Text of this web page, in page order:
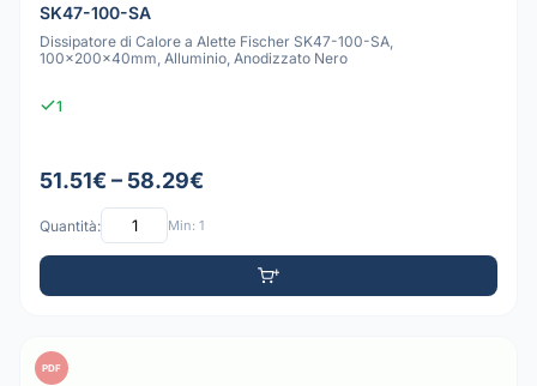
SK47-100-SA
Dissipatore di Calore a Alette Fischer SK47-100-SA,
100x200x40mm, Alluminio, Anodizzato Nero
1
51.51€ – 58.29€
Quantità: Min: 1
PDF